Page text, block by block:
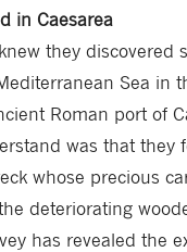
in Caesarea
they discovered
Sea in
Roman port of
was that they
whose precious
deteriorating
has revealed the